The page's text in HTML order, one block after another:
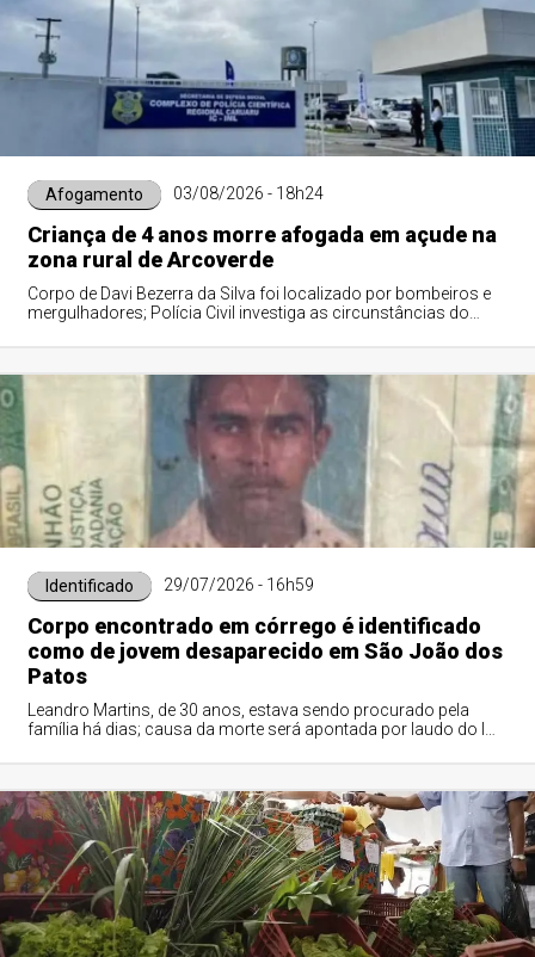
Afogamento 03/08/2026 - 18h24
Criança de 4 anos morre afogada em açude na
zona rural de Arcoverde
Corpo de Davi Bezerra da Silva foi localizado por bombeiros e
mergulhadores; Polícia Civil investiga as circunstâncias do
Identificado 29/07/2026 - 16h59
Corpo encontrado em córrego é identificado
como de jovem desaparecido em São João dos
Patos
Leandro Martins, de 30 anos, estava sendo procurado pela
família há dias; causa da morte será apontada por laudo do IML